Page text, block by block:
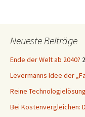
Neueste Beiträge
Ende der Welt ab 2040?
Levermanns Idee der
Reine
Bei Kostenvergleichen: